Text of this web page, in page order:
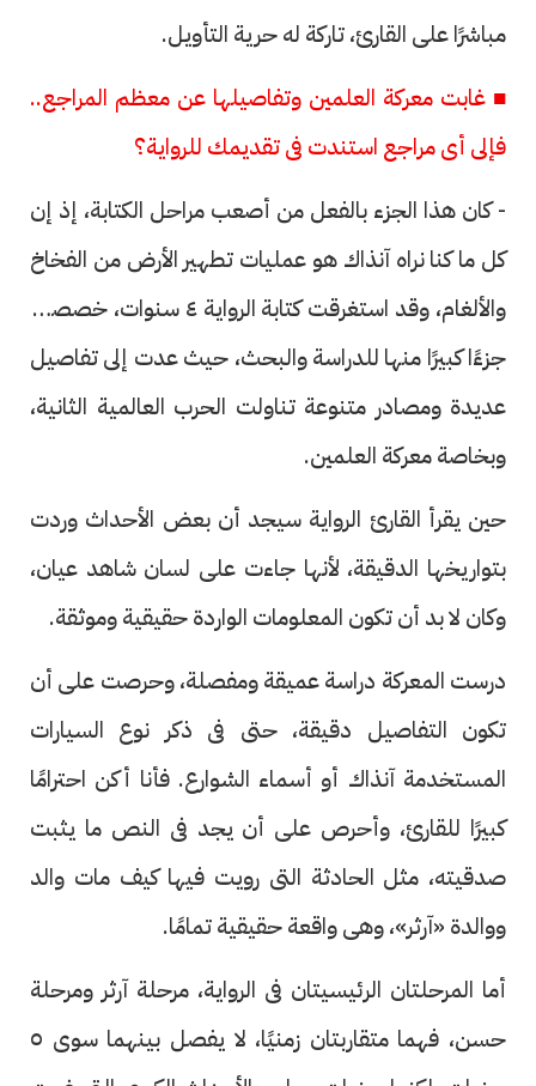
مباشرًا على القارئ، تاركة له حرية التأويل.
■ غابت معركة العلمين وتفاصيلها عن معظم المراجع..
فإلى أى مراجع استندت فى تقديمك للرواية؟
- كان هذا الجزء بالفعل من أصعب مراحل الكتابة، إذ إن
كل ما كنا نراه آنذاك هو عمليات تطهير الأرض من الفخاخ
والألغام، وقد استغرقت كتابة الرواية ٤ سنوات، خصصت
جزءًا كبيرًا منها للدراسة والبحث، حيث عدت إلى تفاصيل
عديدة ومصادر متنوعة تناولت الحرب العالمية الثانية،
وبخاصة معركة العلمين.
حين يقرأ القارئ الرواية سيجد أن بعض الأحداث وردت
بتواريخها الدقيقة، لأنها جاءت على لسان شاهد عيان،
وكان لا بد أن تكون المعلومات الواردة حقيقية وموثقة.
درست المعركة دراسة عميقة ومفصلة، وحرصت على أن
تكون التفاصيل دقيقة، حتى فى ذكر نوع السيارات
المستخدمة آنذاك أو أسماء الشوارع. فأنا أكن احترامًا
كبيرًا للقارئ، وأحرص على أن يجد فى النص ما يثبت
صدقيته، مثل الحادثة التى رويت فيها كيف مات والد
ووالدة «آرثر»، وهى واقعة حقيقية تمامًا.
أما المرحلتان الرئيسيتان فى الرواية، مرحلة آرثر ومرحلة
حسن، فهما متقاربتان زمنيًا، لا يفصل بينهما سوى ٥